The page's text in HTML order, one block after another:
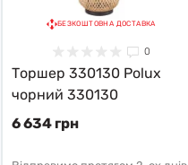
БЕЗКОШТОВНА ДОСТАВКА
0
Торшер 330130 Polux
чорний 330130
6 634 грн